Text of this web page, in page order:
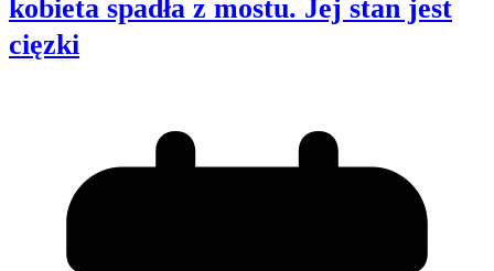
kobieta spadła z mostu. Jej stan jest
cięzki